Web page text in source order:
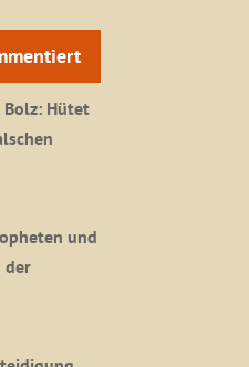
Bolz: Hütet
und
der